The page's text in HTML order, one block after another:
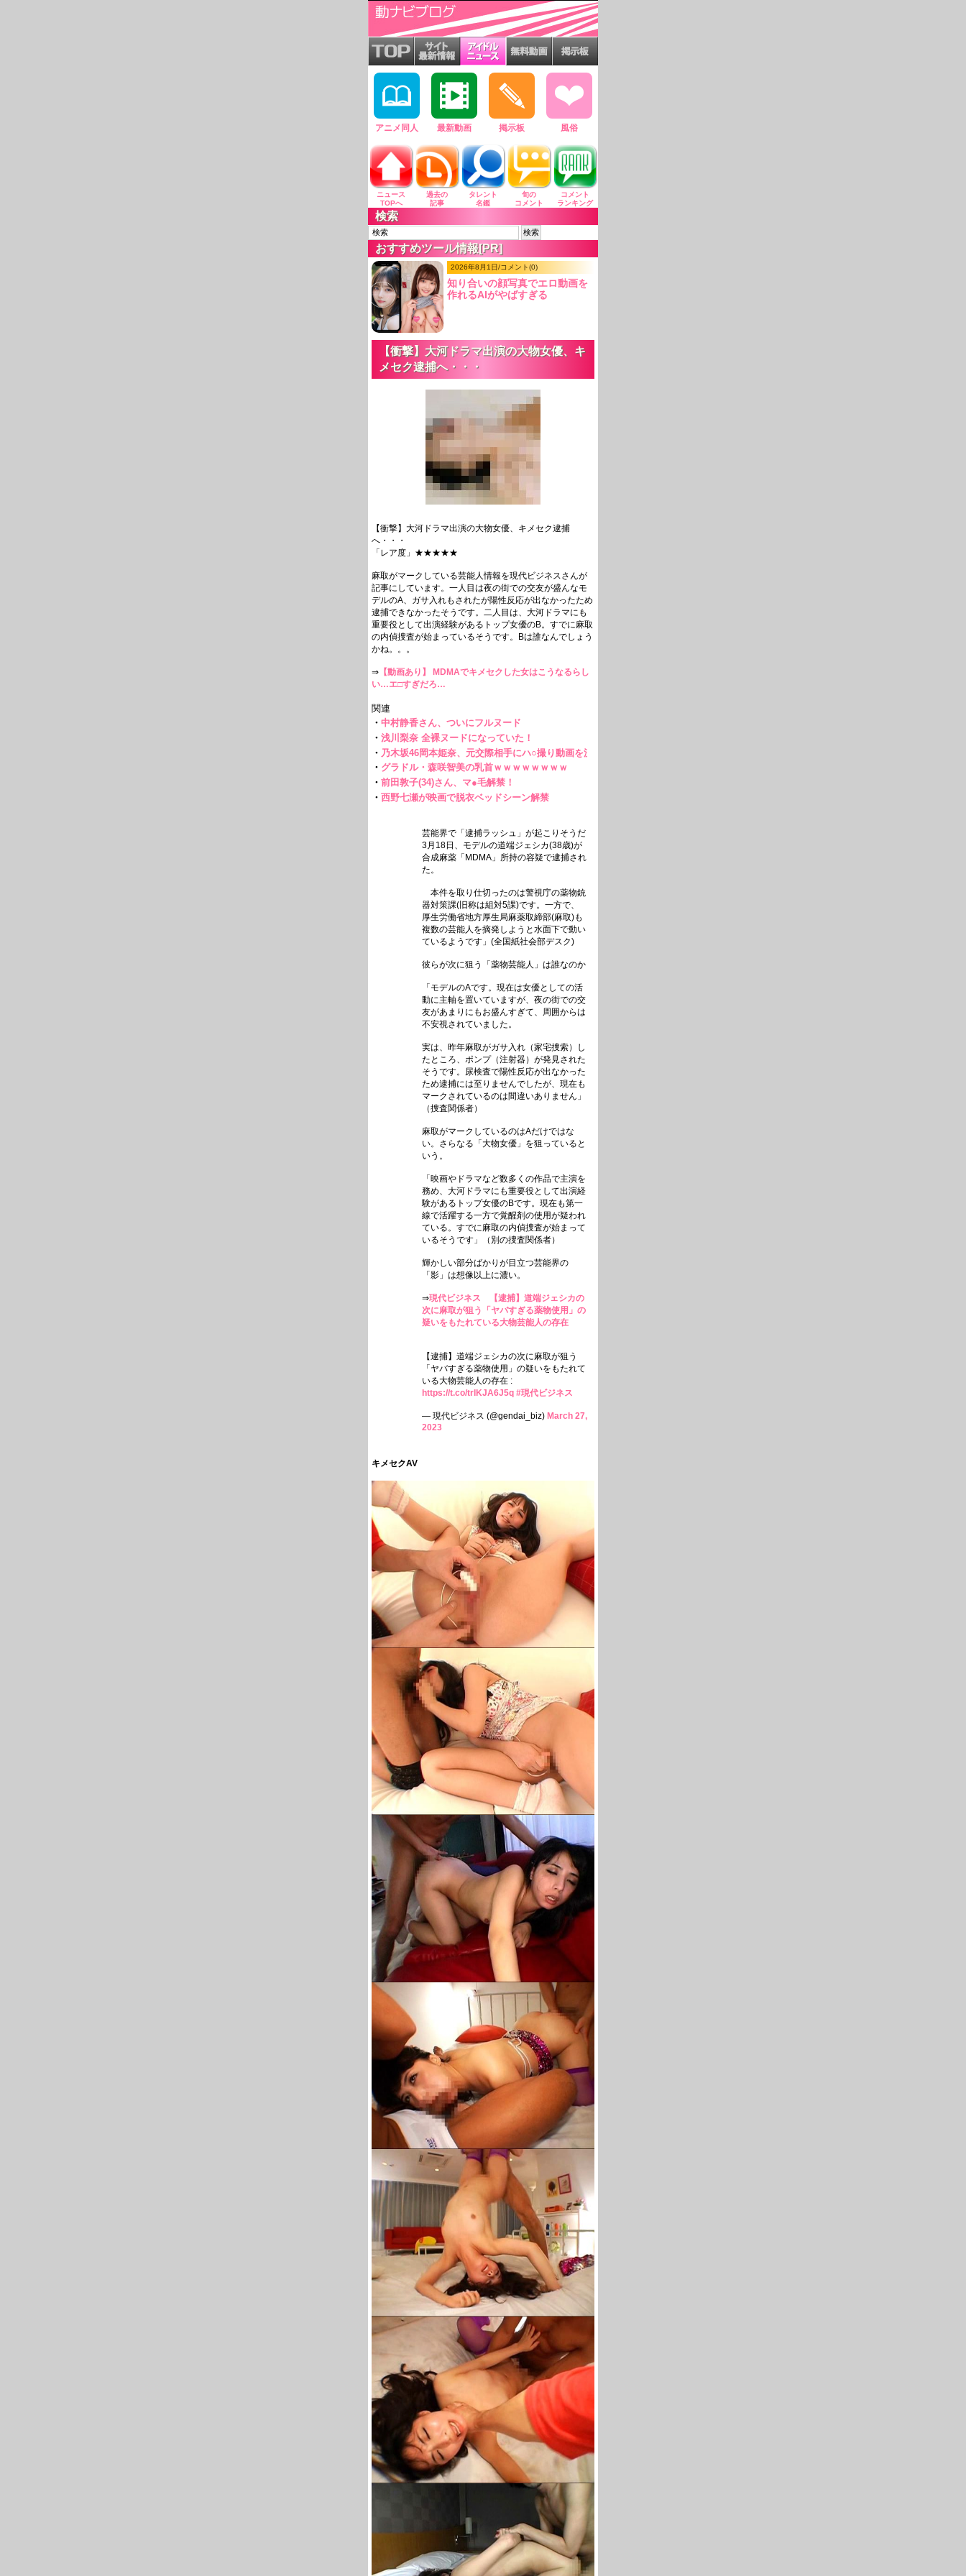
アニメ同人 最新動画 掲示板 風俗
ニュース
TOPへ
過去の
記事
タレント
名鑑
旬の
コメント
コメント
ランキング
検索
おすすめツール情報[PR]
2026年8月1日/コメント(0)
知り合いの顔写真でエロ動画を
作れるAIがやばすぎる
【衝撃】大河ドラマ出演の大物女優、キ
メセク逮捕へ・・・
【衝撃】大河ドラマ出演の大物女優、キメセク逮捕
へ・・・
「レア度」★★★★★
麻取がマークしている芸能人情報を現代ビジネスさんが
記事にしています。一人目は夜の街での交友が盛んなモ
デルのA、ガサ入れもされたが陽性反応が出なかったため
逮捕できなかったそうです。二人目は、大河ドラマにも
重要役として出演経験があるトップ女優のB。すでに麻取
の内偵捜査が始まっているそうです。Bは誰なんでしょう
かね。。。
⇒ 【動画あり】 MDMAでキメセクした女はこうなるらし
い…エ□すぎだろ…
芸能界で「逮捕ラッシュ」が起こりそうだ
3月18日、モデルの道端ジェシカ(38歳)が
合成麻薬「MDMA」所持の容疑で逮捕され
た。
本件を取り仕切ったのは警視庁の薬物銃
器対策課(旧称は組対5課)です。一方で、
厚生労働省地方厚生局麻薬取締部(麻取)も
複数の芸能人を摘発しようと水面下で動い
ているようです」(全国紙社会部デスク)
彼らが次に狙う「薬物芸能人」は誰なのか
「モデルのAです。現在は女優としての活
動に主軸を置いていますが、夜の街での交
友があまりにもお盛んすぎて、周囲からは
不安視されていました。
実は、昨年麻取がガサ入れ（家宅捜索）し
たところ、ポンプ（注射器）が発見された
そうです。尿検査で陽性反応が出なかった
ため逮捕には至りませんでしたが、現在も
マークされているのは間違いありません」
（捜査関係者）
麻取がマークしているのはAだけではな
い。さらなる「大物女優」を狙っていると
いう。
「映画やドラマなど数多くの作品で主演を
務め、大河ドラマにも重要役として出演経
験があるトップ女優のBです。現在も第一
線で活躍する一方で覚醒剤の使用が疑われ
ている。すでに麻取の内偵捜査が始まって
いるそうです」（別の捜査関係者）
輝かしい部分ばかりが目立つ芸能界の
「影」は想像以上に濃い。
⇒現代ビジネス 【逮捕】道端ジェシカの
次に麻取が狙う「ヤバすぎる薬物使用」の
疑いをもたれている大物芸能人の存在
【逮捕】道端ジェシカの次に麻取が狙う
「ヤバすぎる薬物使用」の疑いをもたれて
いる大物芸能人の存在 :
https://t.co/trlKJA6J5q #現代ビジネス
— 現代ビジネス (@gendai_biz) March 27,
2023
キメセクAV